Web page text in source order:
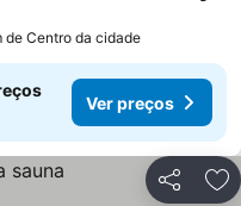
de Centro da cidade
Ver preços
Partilhar